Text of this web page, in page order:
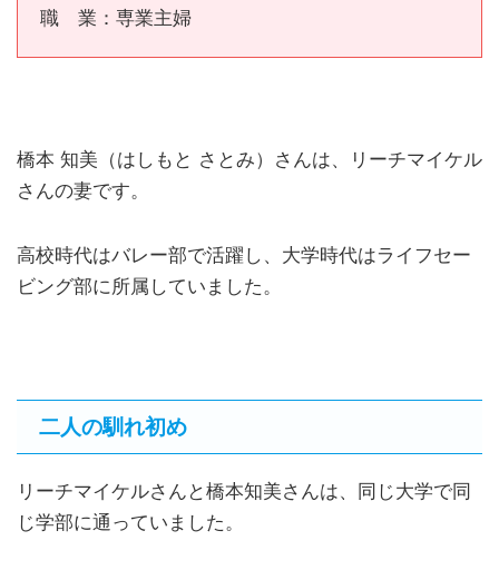
職 業：専業主婦
橋本 知美（はしもと さとみ）さんは、リーチマイケル
さんの妻です。
高校時代はバレー部で活躍し、大学時代はライフセー
ビング部に所属していました。
二人の馴れ初め
リーチマイケルさんと橋本知美さんは、同じ大学で同
じ学部に通っていました。